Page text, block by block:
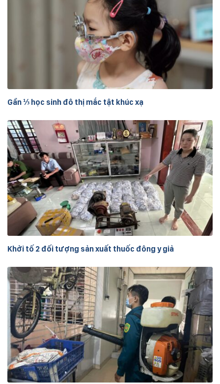
Gần ⅓ học sinh đô thị mắc tật khúc xạ
Khởi tố 2 đối tượng sản xuất thuốc đông y giả